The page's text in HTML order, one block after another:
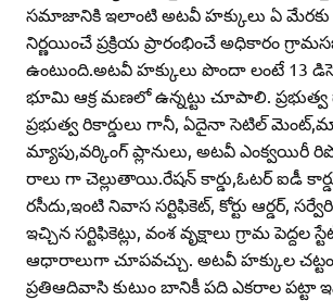
సమాజానికి ఇలాంటి అటవీ హక్కులు ఏ
నిర్ణయించే ప్రక్రియ ప్రారంభించే అధికారం
ఉంటుంది.అటవీ హక్కులు పొందా లంటే 13
భూమి ఆక్ర మణలో ఉన్నట్టు చూపాలి. ప్రభుత్వ
ప్రభుత్వ రికార్డులు గానీ, ఏదైనా సెటిల్‌
మ్యాపు,వర్కింగ్‌ ప్లానులు, అటవీ ఎంక్వయిరీ
రాలు గా చెల్లుతాయి.రేషన్‌ కార్డు,ఓటర్‌ ఐడీ
రసీదు,ఇంటి నివాస సర్టిఫికెట్‌, కోర్టు ఆర్డర్‌,
ఇచ్చిన సర్టిఫికెట్లు, వంశ వృక్షాలు గ్రామ పెద్దల
ఆధారాలుగా చూపవచ్చు. అటవీ హక్కుల చట్టం
ప్రతిఆదివాసి కుటుం బానికీ పది ఎకరాల పట్టా